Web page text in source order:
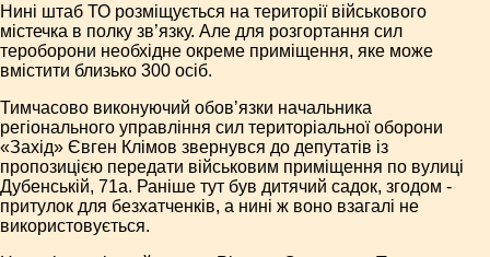
Нині штаб ТО розміщується на території військового
містечка в полку зв’язку. Але для розгортання сил
тероборони необхідне окреме приміщення, яке може
вмістити близько 300 осіб.
Тимчасово виконуючий обов’язки начальника
регіонального управління сил територіальної оборони
«Захід» Євген Клімов звернувся до депутатів із
пропозицією передати військовим приміщення по вулиці
Дубенській, 71а. Раніше тут був дитячий садок, згодом -
притулок для безхатченків, а нині ж воно взагалі не
використовується.